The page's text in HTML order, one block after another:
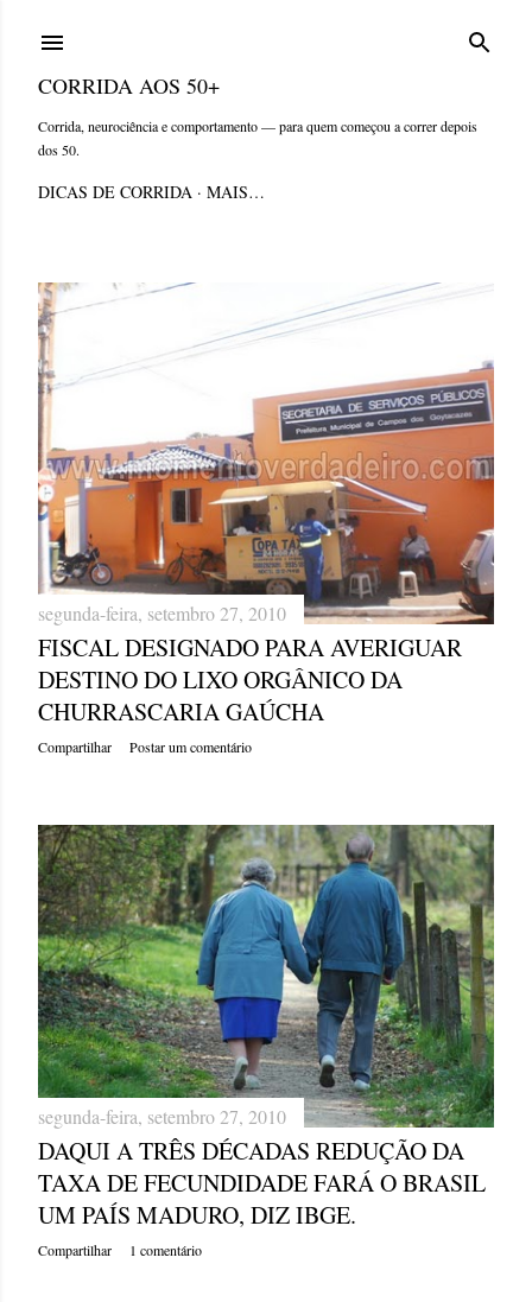
CORRIDA AOS 50+
Corrida, neurociência e comportamento — para quem começou a correr depois
dos 50.
DICAS DE CORRIDA MAIS…
P
o
s
t
a
g
e
n
s
segunda-feira, setembro 27, 2010
FISCAL DESIGNADO PARA AVERIGUAR
DESTINO DO LIXO ORGÂNICO DA
CHURRASCARIA GAÚCHA
Compartilhar Postar um comentário
segunda-feira, setembro 27, 2010
DAQUI A TRÊS DÉCADAS REDUÇÃO DA
TAXA DE FECUNDIDADE FARÁ O BRASIL
UM PAÍS MADURO, DIZ IBGE.
Compartilhar 1 comentário